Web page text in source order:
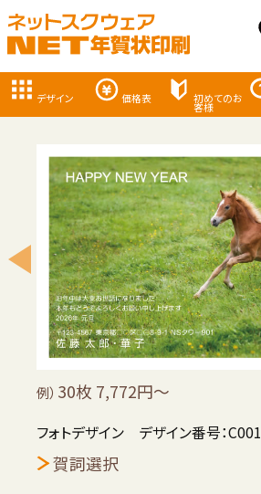
デザイン 価格表 初めてのお
客様
例） 30枚 7,772円～
フォトデザイン デザイン番号：C001
賀詞選択